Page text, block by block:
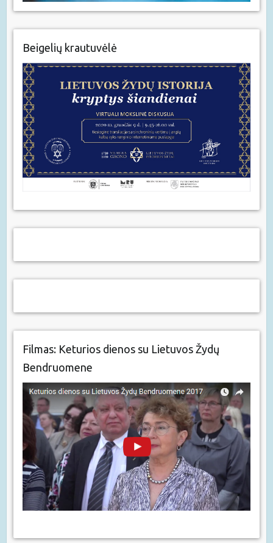
Beigelių krautuvėlė
Filmas: Keturios dienos su Lietuvos Žydų
Bendruomene